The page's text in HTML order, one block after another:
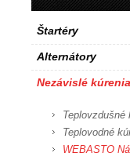
Štartéry
Alternátory
Nezávislé
Teplovzdušné
Teplovodné
WEBASTO